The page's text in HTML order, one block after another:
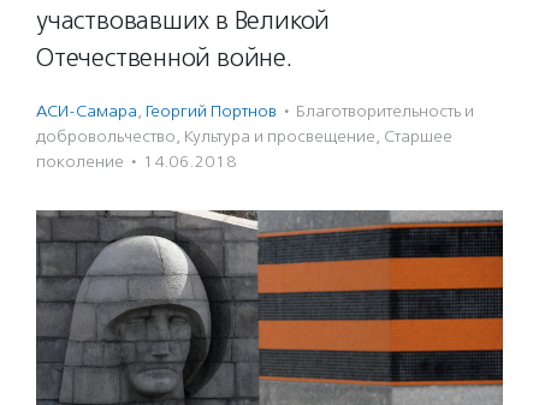
участвовавших в Великой
Отечественной войне.
АСИ-Самара, Георгий Портнов · Благотвори­тель­ность и
доброволь­чест­во, Культура и просвещение, Старшее
поколение · 14.06.2018